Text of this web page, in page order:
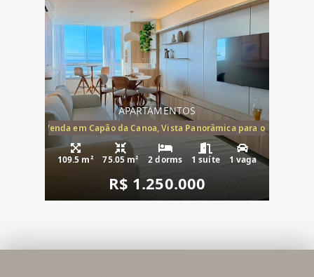
APARTAMENTOS
Mar à Venda em Capão da Canoa, Vista Panorâmica para o Mar, 2
109.5 m² 75.05 m² 2 dorms 1 suíte 1 vaga
R$ 1.250.000